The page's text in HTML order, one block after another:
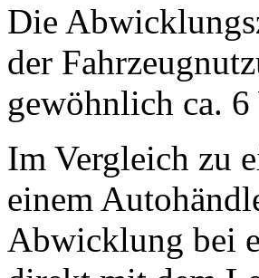
Die
der
gewöhnlich ca. 6
Im Vergleich zu
einem
Abwicklung bei